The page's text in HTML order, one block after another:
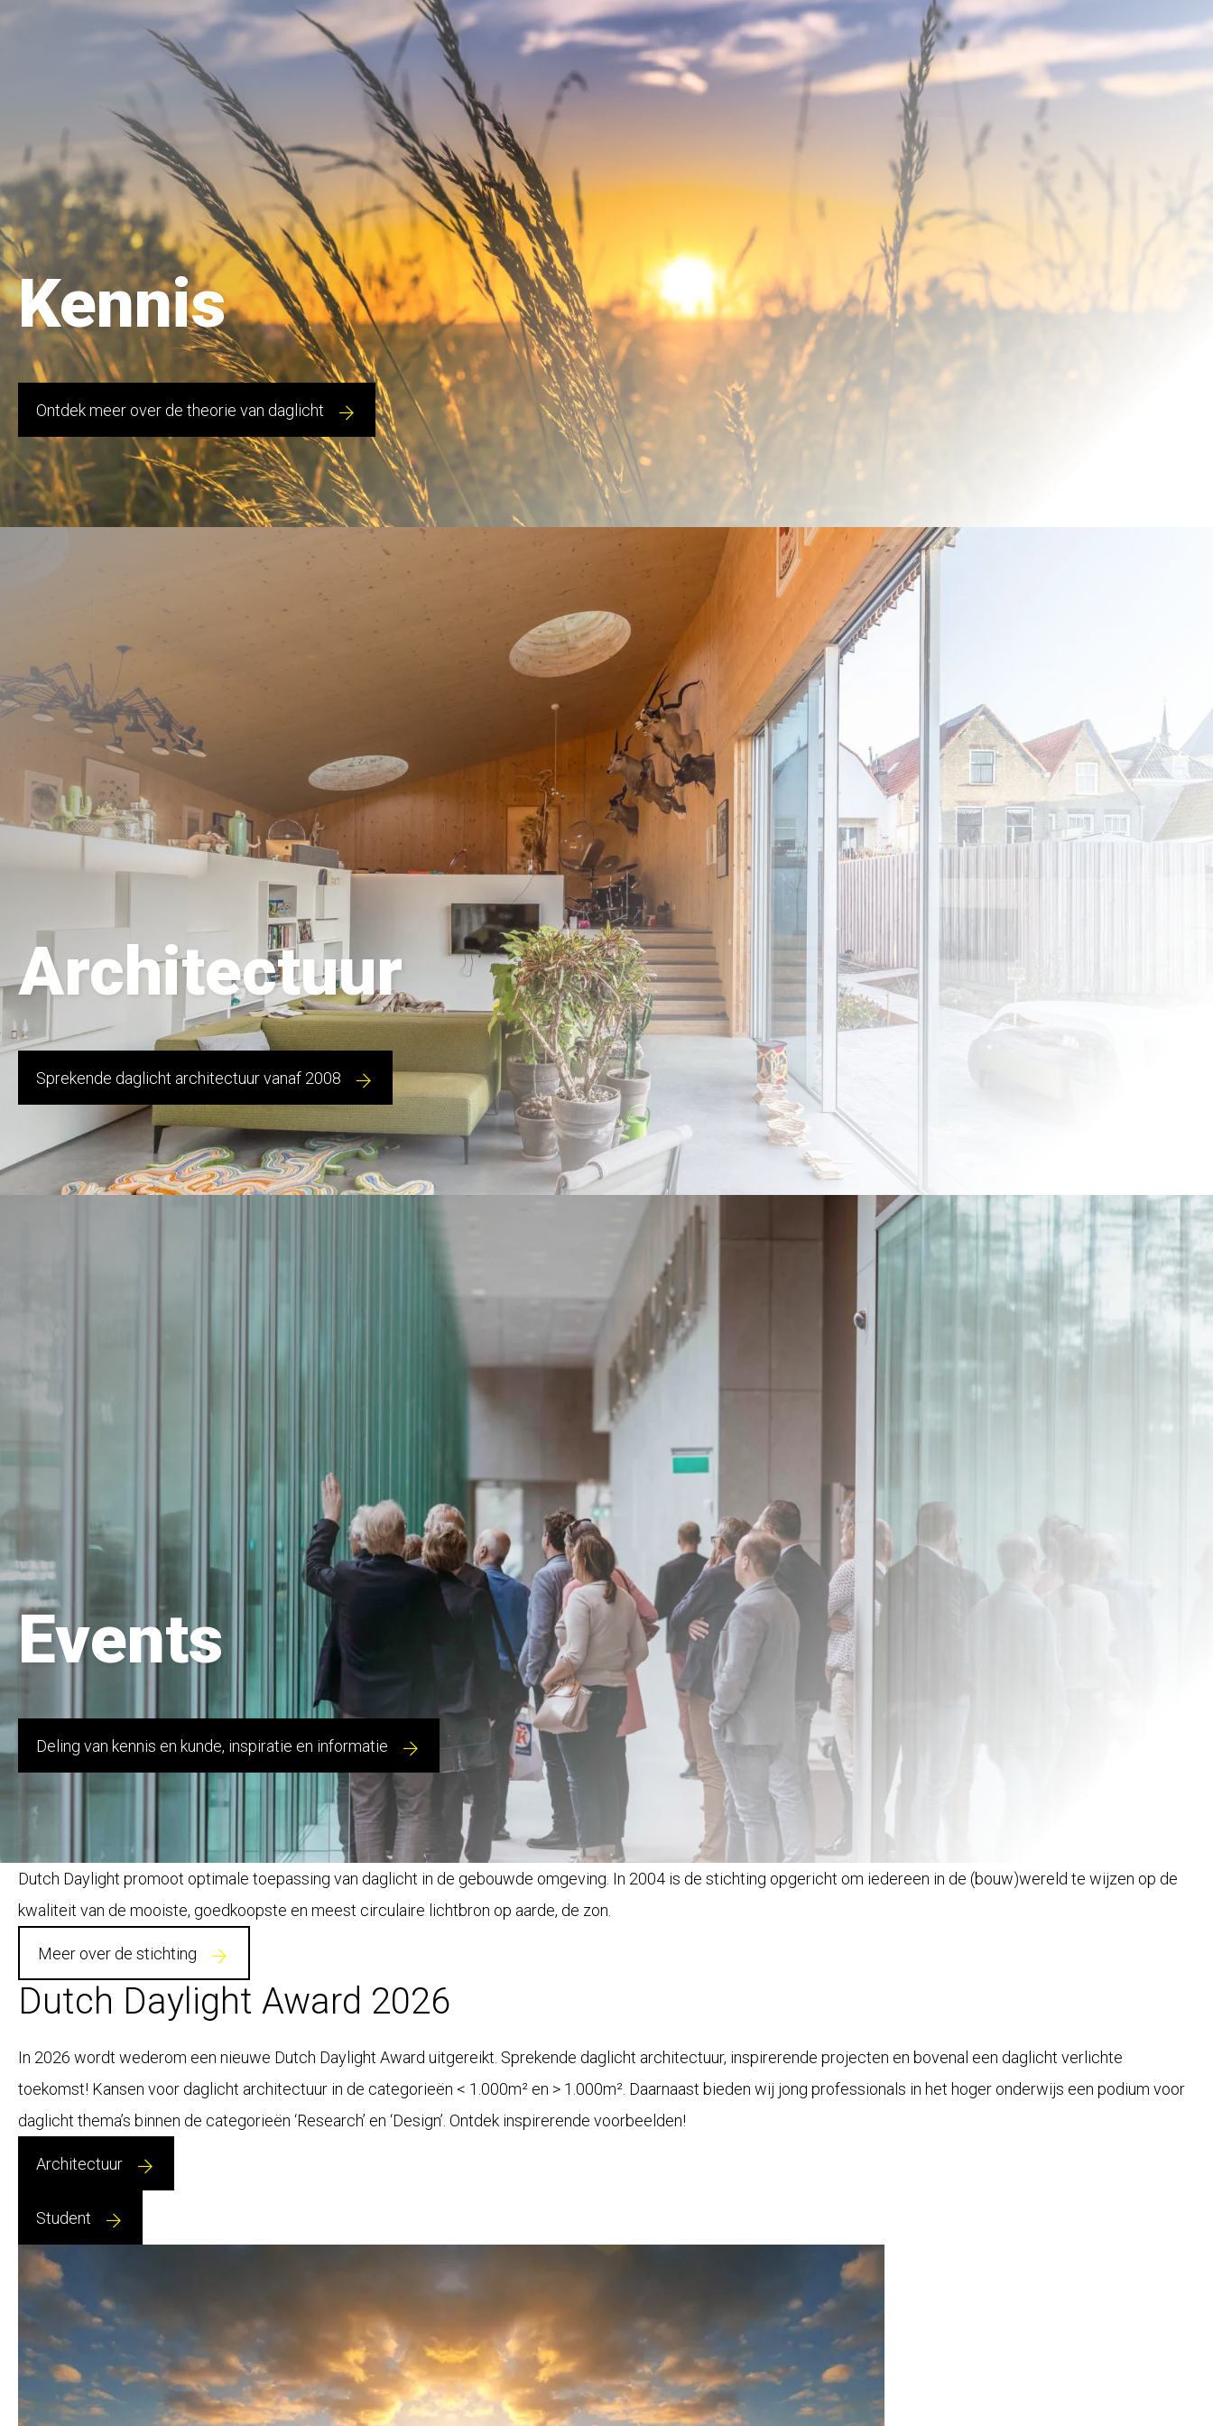
Kennis
Ontdek meer over de theorie van daglicht
Architectuur
Sprekende daglicht architectuur vanaf 2008
Events
Deling van kennis en kunde, inspiratie en informatie
Dutch Daylight promoot optimale toepassing van daglicht in de gebouwde omgeving. In 2004 is de stichting opgericht om iedereen in de (bouw)wereld te wijzen op de
kwaliteit van de mooiste, goedkoopste en meest circulaire lichtbron op aarde, de zon.
Meer over de stichting
Dutch Daylight Award 2026
In 2026 wordt wederom een nieuwe Dutch Daylight Award uitgereikt. Sprekende daglicht architectuur, inspirerende projecten en bovenal een daglicht verlichte
toekomst! Kansen voor daglicht architectuur in de categorieën < 1.000m² en > 1.000m². Daarnaast bieden wij jong professionals in het hoger onderwijs een podium voor
daglicht thema’s binnen de categorieën ‘Research’ en ‘Design’. Ontdek inspirerende voorbeelden!
Architectuur
Student